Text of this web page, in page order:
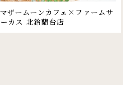
マザームーンカフェ×ファームサ
ーカス 北鈴蘭台店